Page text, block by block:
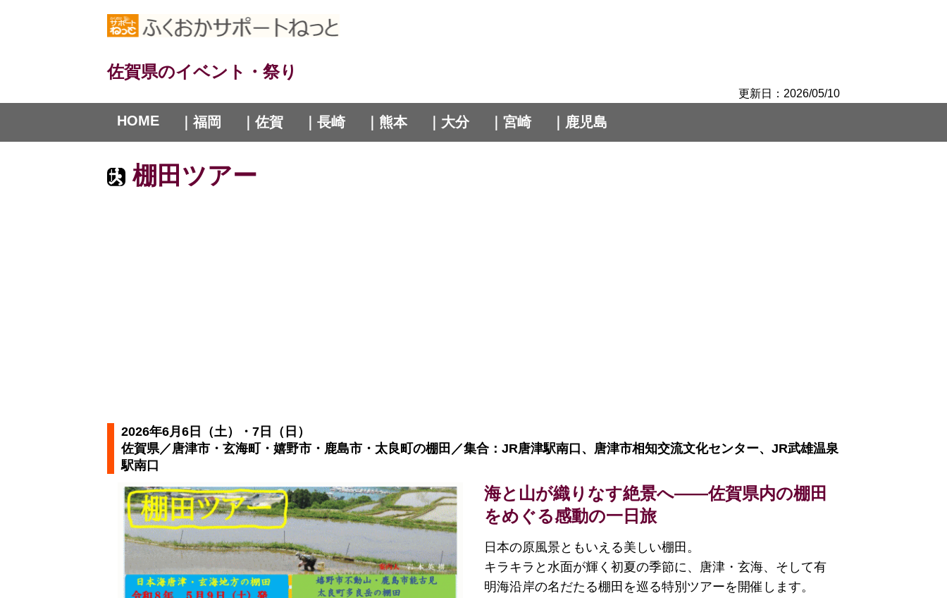
佐賀県のイベント・祭り
更新日：2026/05/10
HOME ｜福岡 ｜佐賀 ｜長崎 ｜熊本 ｜大分 ｜宮崎 ｜鹿児島
棚田ツアー
2026年6月6日（土）・7日（日）
佐賀県／唐津市・玄海町・嬉野市・鹿島市・太良町の棚田／集合：JR唐津駅南口、唐津市相知交流文化センター、JR武雄温泉
駅南口
海と山が織りなす絶景へ――佐賀県内の棚田
をめぐる感動の一日旅
日本の原風景ともいえる美しい棚田。
キラキラと水面が輝く初夏の季節に、唐津・玄海、そして有
明海沿岸の名だたる棚田を巡る特別ツアーを開催します。